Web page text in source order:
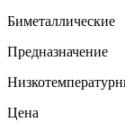
Биметаллические
Предназначение
Цена